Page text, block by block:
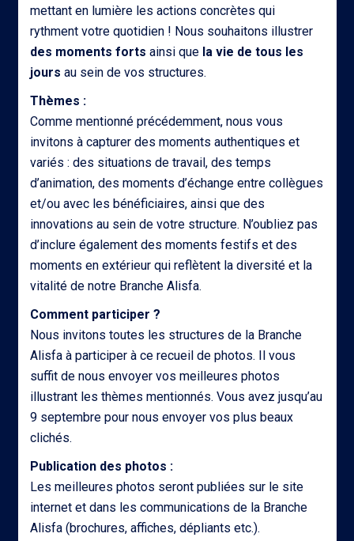
mettant en lumière les actions concrètes qui
rythment votre quotidien ! Nous souhaitons illustrer
des moments forts ainsi que la vie de tous les
jours au sein de vos structures.
Thèmes :
Comme mentionné précédemment, nous vous
invitons à capturer des moments authentiques et
variés : des situations de travail, des temps
d’animation, des moments d’échange entre collègues
et/ou avec les bénéficiaires, ainsi que des
innovations au sein de votre structure. N’oubliez pas
d’inclure également des moments festifs et des
moments en extérieur qui reflètent la diversité et la
vitalité de notre Branche Alisfa.
Comment participer ?
Nous invitons toutes les structures de la Branche
Alisfa à participer à ce recueil de photos. Il vous
suffit de nous envoyer vos meilleures photos
illustrant les thèmes mentionnés. Vous avez jusqu’au
9 septembre pour nous envoyer vos plus beaux
clichés.
Publication des photos :
Les meilleures photos seront publiées sur le site
internet et dans les communications de la Branche
Alisfa (brochures, affiches, dépliants etc.).